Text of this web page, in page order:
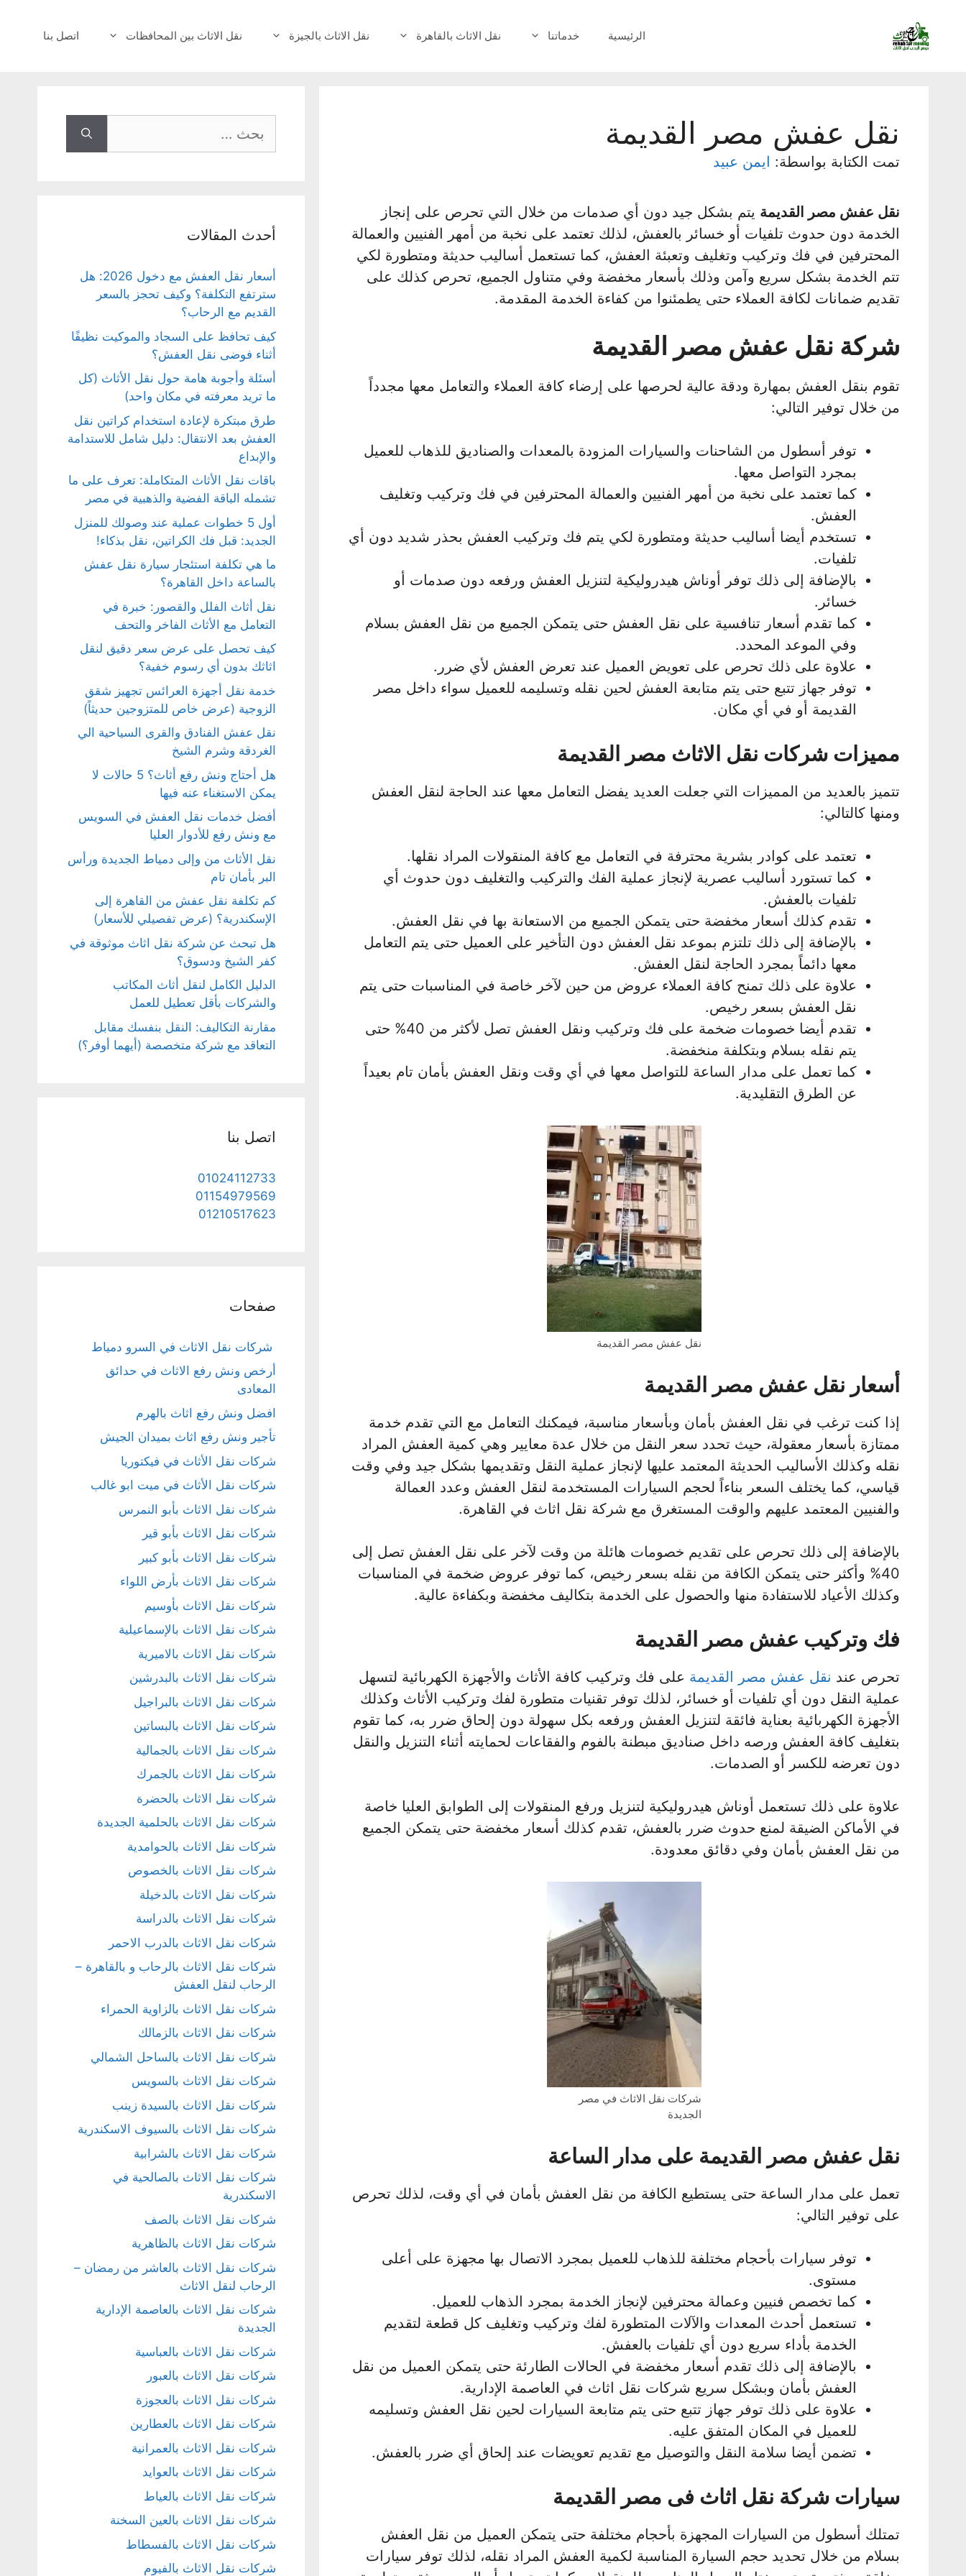
المحتوى
الرئيسية خدماتنا نقل الاثاث بالقاهرة نقل الاثاث بالجيزة نقل الاثاث بين المحافظات اتصل بنا
نقل عفش مصر القديمة
تمت الكتابة بواسطة: ايمن عبيد
نقل عفش مصر القديمة يتم بشكل جيد دون أي صدمات من خلال التي تحرص على إنجاز
الخدمة دون حدوث تلفيات أو خسائر بالعفش، لذلك تعتمد على نخبة من أمهر الفنيين والعمالة
المحترفين في فك وتركيب وتغليف وتعبئة العفش، كما تستعمل أساليب حديثة ومتطورة لكي
تتم الخدمة بشكل سريع وآمن وذلك بأسعار مخفضة وفي متناول الجميع، تحرص كذلك على
تقديم ضمانات لكافة العملاء حتى يطمئنوا من كفاءة الخدمة المقدمة.
شركة نقل عفش مصر القديمة
تقوم بنقل العفش بمهارة ودقة عالية لحرصها على إرضاء كافة العملاء والتعامل معها مجدداً
من خلال توفير التالي:
توفر أسطول من الشاحنات والسيارات المزودة بالمعدات والصناديق للذهاب للعميل
بمجرد التواصل معها.
كما تعتمد على نخبة من أمهر الفنيين والعمالة المحترفين في فك وتركيب وتغليف
العفش.
تستخدم أيضا أساليب حديثة ومتطورة لكي يتم فك وتركيب العفش بحذر شديد دون أي
تلفيات.
بالإضافة إلى ذلك توفر أوناش هيدروليكية لتنزيل العفش ورفعه دون صدمات أو
خسائر.
كما تقدم أسعار تنافسية على نقل العفش حتى يتمكن الجميع من نقل العفش بسلام
وفي الموعد المحدد.
علاوة على ذلك تحرص على تعويض العميل عند تعرض العفش لأي ضرر.
توفر جهاز تتبع حتى يتم متابعة العفش لحين نقله وتسليمه للعميل سواء داخل مصر
القديمة أو في أي مكان.
مميزات شركات نقل الاثاث مصر القديمة
تتميز بالعديد من المميزات التي جعلت العديد يفضل التعامل معها عند الحاجة لنقل العفش
ومنها كالتالي:
تعتمد على كوادر بشرية محترفة في التعامل مع كافة المنقولات المراد نقلها.
كما تستورد أساليب عصرية لإنجاز عملية الفك والتركيب والتغليف دون حدوث أي
تلفيات بالعفش.
تقدم كذلك أسعار مخفضة حتى يتمكن الجميع من الاستعانة بها في نقل العفش.
بالإضافة إلى ذلك تلتزم بموعد نقل العفش دون التأخير على العميل حتى يتم التعامل
معها دائماً بمجرد الحاجة لنقل العفش.
علاوة على ذلك تمنح كافة العملاء عروض من حين لآخر خاصة في المناسبات حتى يتم
نقل العفش بسعر رخيص.
تقدم أيضا خصومات ضخمة على فك وتركيب ونقل العفش تصل لأكثر من 40% حتى
يتم نقله بسلام وبتكلفة منخفضة.
كما تعمل على مدار الساعة للتواصل معها في أي وقت ونقل العفش بأمان تام بعيداً
عن الطرق التقليدية.
نقل عفش مصر القديمة
أسعار نقل عفش مصر القديمة
إذا كنت ترغب في نقل العفش بأمان وبأسعار مناسبة، فيمكنك التعامل مع التي تقدم خدمة
ممتازة بأسعار معقولة، حيث تحدد سعر النقل من خلال عدة معايير وهي كمية العفش المراد
نقله وكذلك الأساليب الحديثة المعتمد عليها لإنجاز عملية النقل وتقديمها بشكل جيد وفي وقت
قياسي، كما يختلف السعر بناءاً لحجم السيارات المستخدمة لنقل العفش وعدد العمالة
والفنيين المعتمد عليهم والوقت المستغرق مع شركة نقل اثاث في القاهرة.
بالإضافة إلى ذلك تحرص على تقديم خصومات هائلة من وقت لآخر على نقل العفش تصل إلى
40% وأكثر حتى يتمكن الكافة من نقله بسعر رخيص، كما توفر عروض ضخمة في المناسبات
وكذلك الأعياد للاستفادة منها والحصول على الخدمة بتكاليف مخفضة وبكفاءة عالية.
فك وتركيب عفش مصر القديمة
تحرص عند نقل عفش مصر القديمة على فك وتركيب كافة الأثاث والأجهزة الكهربائية لتسهل
عملية النقل دون أي تلفيات أو خسائر، لذلك توفر تقنيات متطورة لفك وتركيب الأثاث وكذلك
الأجهزة الكهربائية بعناية فائقة لتنزيل العفش ورفعه بكل سهولة دون إلحاق ضرر به، كما تقوم
بتغليف كافة العفش ورصه داخل صناديق مبطنة بالفوم والفقاعات لحمايته أثناء التنزيل والنقل
دون تعرضه للكسر أو الصدمات.
علاوة على ذلك تستعمل أوناش هيدروليكية لتنزيل ورفع المنقولات إلى الطوابق العليا خاصة
في الأماكن الضيقة لمنع حدوث ضرر بالعفش، تقدم كذلك أسعار مخفضة حتى يتمكن الجميع
من نقل العفش بأمان وفي دقائق معدودة.
شركات نقل الاثاث في مصر
الجديدة
نقل عفش مصر القديمة على مدار الساعة
تعمل على مدار الساعة حتى يستطيع الكافة من نقل العفش بأمان في أي وقت، لذلك تحرص
على توفير التالي:
توفر سيارات بأحجام مختلفة للذهاب للعميل بمجرد الاتصال بها مجهزة على أعلى
مستوى.
كما تخصص فنيين وعمالة محترفين لإنجاز الخدمة بمجرد الذهاب للعميل.
تستعمل أحدث المعدات والآلات المتطورة لفك وتركيب وتغليف كل قطعة لتقديم
الخدمة بأداء سريع دون أي تلفيات بالعفش.
بالإضافة إلى ذلك تقدم أسعار مخفضة في الحالات الطارئة حتى يتمكن العميل من نقل
العفش بأمان وبشكل سريع شركات نقل اثاث في العاصمة الإدارية.
علاوة على ذلك توفر جهاز تتبع حتى يتم متابعة السيارات لحين نقل العفش وتسليمه
للعميل في المكان المتفق عليه.
تضمن أيضا سلامة النقل والتوصيل مع تقديم تعويضات عند إلحاق أي ضرر بالعفش.
سيارات شركة نقل اثاث فى مصر القديمة
تمتلك أسطول من السيارات المجهزة بأحجام مختلفة حتى يتمكن العميل من نقل العفش
بسلام من خلال تحديد حجم السيارة المناسبة لكمية العفش المراد نقله، لذلك توفر سيارات
عن:
أحدث المقالات
أسعار نقل العفش مع دخول 2026: هل
سترتفع التكلفة؟ وكيف تحجز بالسعر
القديم مع الرحاب؟
كيف تحافظ على السجاد والموكيت نظيفًا
أثناء فوضى نقل العفش؟
أسئلة وأجوبة هامة حول نقل الأثاث (كل
ما تريد معرفته في مكان واحد)
طرق مبتكرة لإعادة استخدام كراتين نقل
العفش بعد الانتقال: دليل شامل للاستدامة
والإبداع
باقات نقل الأثاث المتكاملة: تعرف على ما
تشمله الباقة الفضية والذهبية في مصر
أول 5 خطوات عملية عند وصولك للمنزل
الجديد: قبل فك الكراتين، نقل بذكاء!
ما هي تكلفة استئجار سيارة نقل عفش
بالساعة داخل القاهرة؟
نقل أثاث الفلل والقصور: خبرة في
التعامل مع الأثاث الفاخر والتحف
كيف تحصل على عرض سعر دقيق لنقل
اثاثك بدون أي رسوم خفية؟
خدمة نقل أجهزة العرائس تجهيز شقق
الزوجية (عرض خاص للمتزوجين حديثاً)
نقل عفش الفنادق والقرى السياحية الي
الغردقة وشرم الشيخ
هل أحتاج ونش رفع أثاث؟ 5 حالات لا
يمكن الاستغناء عنه فيها
أفضل خدمات نقل العفش في السويس
مع ونش رفع للأدوار العليا
نقل الأثاث من وإلى دمياط الجديدة ورأس
البر بأمان تام
كم تكلفة نقل عفش من القاهرة إلى
الإسكندرية؟ (عرض تفصيلي للأسعار)
هل تبحث عن شركة نقل اثاث موثوقة في
كفر الشيخ ودسوق؟
الدليل الكامل لنقل أثاث المكاتب
والشركات بأقل تعطيل للعمل
مقارنة التكاليف: النقل بنفسك مقابل
التعاقد مع شركة متخصصة (أيهما أوفر؟)
اتصل بنا
01024112733
01154979569
01210517623
صفحات
شركات نقل الاثاث في السرو دمياط
أرخص ونش رفع الاثاث في حدائق
المعادى
افضل ونش رفع اثاث بالهرم
تأجير ونش رفع اثاث بميدان الجيش
شركات نقل الأثاث في فيكتوريا
شركات نقل الأثاث في ميت ابو غالب
شركات نقل الاثاث بأبو النمرس
شركات نقل الاثاث بأبو قير
شركات نقل الاثاث بأبو كبير
شركات نقل الاثاث بأرض اللواء
شركات نقل الاثاث بأوسيم
شركات نقل الاثاث بالإسماعيلية
شركات نقل الاثاث بالاميرية
شركات نقل الاثاث بالبدرشين
شركات نقل الاثاث بالبراجيل
شركات نقل الاثاث بالبساتين
شركات نقل الاثاث بالجمالية
شركات نقل الاثاث بالجمرك
شركات نقل الاثاث بالحضرة
شركات نقل الاثاث بالحلمية الجديدة
شركات نقل الاثاث بالحوامدية
شركات نقل الاثاث بالخصوص
شركات نقل الاثاث بالدخيلة
شركات نقل الاثاث بالدراسة
شركات نقل الاثاث بالدرب الاحمر
شركات نقل الاثاث بالرحاب و بالقاهرة –
الرحاب لنقل العفش
شركات نقل الاثاث بالزاوية الحمراء
شركات نقل الاثاث بالزمالك
شركات نقل الاثاث بالساحل الشمالي
شركات نقل الاثاث بالسويس
شركات نقل الاثاث بالسيدة زينب
شركات نقل الاثاث بالسيوف الاسكندرية
شركات نقل الاثاث بالشرابية
شركات نقل الاثاث بالصالحية في
الاسكندرية
شركات نقل الاثاث بالصف
شركات نقل الاثاث بالظاهرية
شركات نقل الاثاث بالعاشر من رمضان –
الرحاب لنقل الاثاث
شركات نقل الاثاث بالعاصمة الإدارية
الجديدة
شركات نقل الاثاث بالعباسية
شركات نقل الاثاث بالعبور
شركات نقل الاثاث بالعجوزة
شركات نقل الاثاث بالعطارين
شركات نقل الاثاث بالعمرانية
شركات نقل الاثاث بالعوايد
شركات نقل الاثاث بالعياط
شركات نقل الاثاث بالعين السخنة
شركات نقل الاثاث بالفسطاط
شركات نقل الاثاث بالفيوم